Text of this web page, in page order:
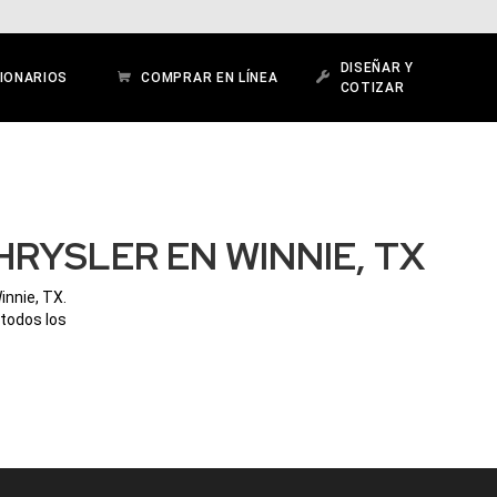
COMPRAR EN LÍNEA
DISEÑAR Y
COTIZAR
EN WINNIE, TX
TX.
los